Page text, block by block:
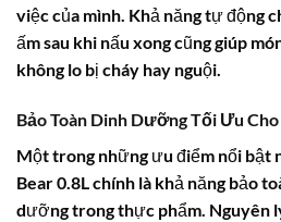
việc của mình. Khả năng tự động
ấm sau khi nấu xong cũng giúp
không lo bị cháy hay nguội.
Bảo Toàn Dinh Dưỡng Tối Ưu
Một trong những ưu điểm nổi bật
Bear 0.8Lchính là khả năng bảo
dưỡng trong thực phẩm. Nguyên